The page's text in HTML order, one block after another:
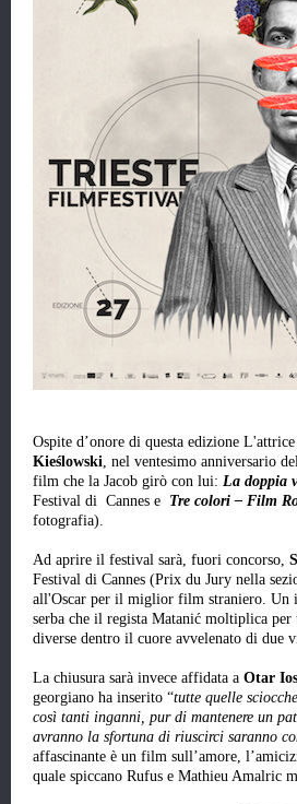
Ospite d’onore di questa edizione L'attrice
Kieślowski, nel ventesimo anniversario
film che la Jacob girò con lui: La doppia
Festival di Cannes e Tre colori – Film
fotografia).
Ad aprire il festival sarà, fuori concorso,
Festival di Cannes (Prix du Jury nella
all'Oscar per il miglior film straniero. Un
serba che il regista Matanić moltiplica
diverse dentro il cuore avvelenato di due
La chiusura sarà invece affidata a Otar
georgiano ha inserito “tutte quelle
così tanti inganni, pur di mantenere un
avranno la sfortuna di riuscirci saranno
affascinante è un film sull’amore,
quale spiccano Rufus e Mathieu Amalric